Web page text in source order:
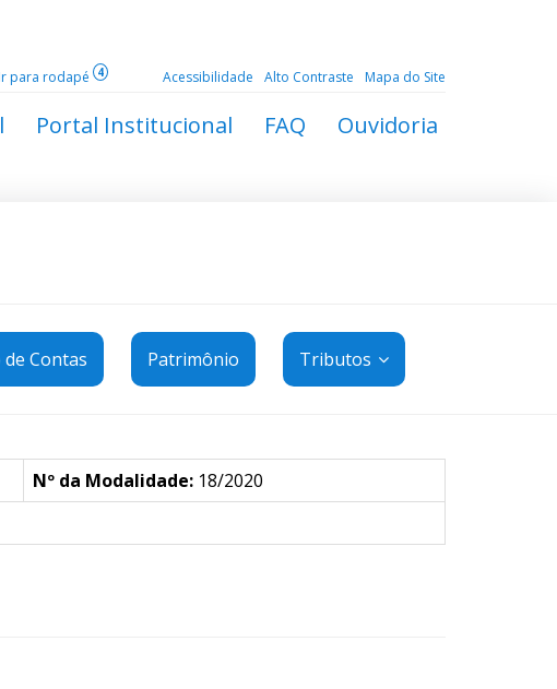
Ir para rodapé 4 Acessibilidade Alto Contraste Mapa do Site
Portal Institucional FAQ Ouvidoria
Contas Patrimônio Tributos
Nº da Modalidade: 18/2020